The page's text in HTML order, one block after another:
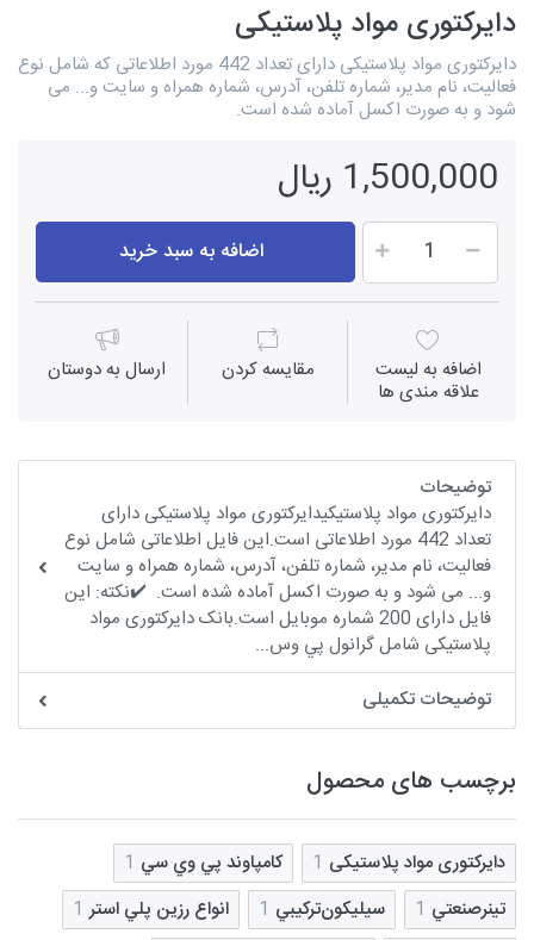
دایرکتوری مواد پلاستیکی
دایرکتوری مواد پلاستیکی دارای تعداد 442 مورد اطلاعاتی که شامل نوع
فعالیت، نام مدیر، شماره تلفن، آدرس، شماره همراه و سایت و... می
شود و به صورت اکسل آماده شده است.
1,500,000 ریال
اضافه به سبد خرید
اضافه به لیست
علاقه مندی ها
مقايسه كردن ارسال به دوستان
توضیحات
دایرکتوری مواد پلاستیکیدایرکتوری مواد پلاستیکی دارای
تعداد 442 مورد اطلاعاتی است.این فایل اطلاعاتی شامل نوع
فعالیت، نام مدیر، شماره تلفن، آدرس، شماره همراه و سایت
و... می شود و به صورت اکسل آماده شده است. ✔️نکته: این
فایل دارای 200 شماره موبایل است.بانک دایرکتوری مواد
پلاستیکی شامل گرانول پي وس...
توضیحات تکمیلی
برچسب های محصول
دایرکتوری مواد پلاستیکی 1 کامپاوند پي‌ وي‌ سي‌ 1
تينرصنعتي 1 سيليکون‌ترکيبي 1 انواع رزين پلي استر 1